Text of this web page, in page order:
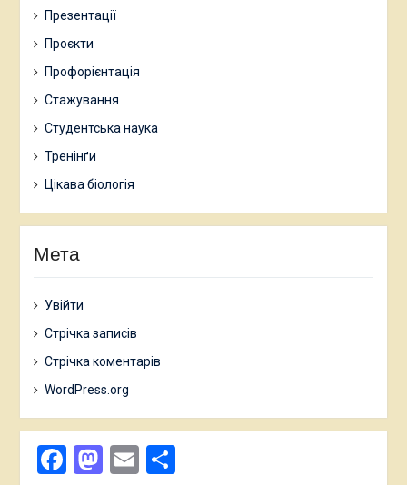
Презентації
Проєкти
Профорієнтація
Стажування
Студентська наука
Тренінґи
Цікава біологія
Мета
Увійти
Стрічка записів
Стрічка коментарів
WordPress.org
Facebook
Mastodon
Email